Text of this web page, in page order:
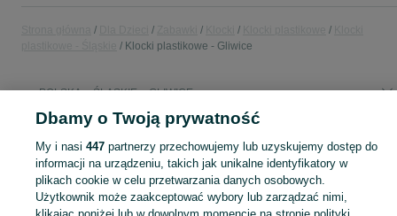
Klocki plastikowe - Gliwice
POLSKA » ŚLĄSKIE » GLIWICE
KATEGORIA
domek ogrodowy dla dzieci,basen z kulkami,zabawki ogrodowe
Dbamy o Twoją prywatność
My i nasi 447partnerzy przechowujemy lub uzyskujemy dostęp do
informacji na urządzeniu, takich jak unikalne identyfikatory w
plikach cookie w celu przetwarzania danych osobowych.
Użytkownik może zaakceptować wybory lub zarządzać nimi,